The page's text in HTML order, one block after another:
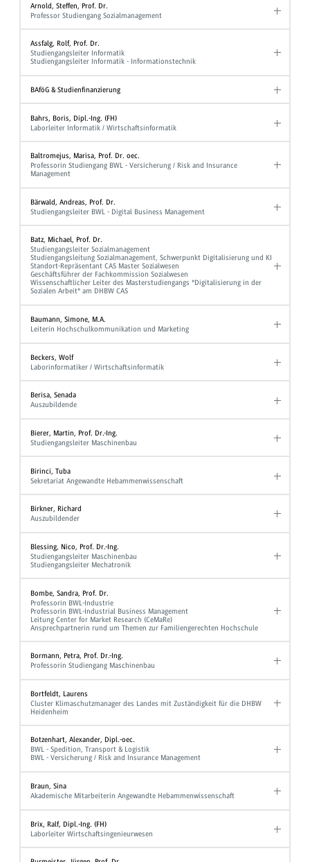
Arnold, Steffen, Prof. Dr.
Professor Studiengang Sozialmanagement
Assfalg, Rolf, Prof. Dr.
Studiengangsleiter Informatik
Studiengangsleiter Informatik - Informationstechnik
BAföG & Studienfinanzierung
Bahrs, Boris, Dipl.-Ing. (FH)
Laborleiter Informatik / Wirtschaftsinformatik
Baltromejus, Marisa, Prof. Dr. oec.
Professorin Studiengang BWL - Versicherung / Risk and Insurance
Management
Bärwald, Andreas, Prof. Dr.
Studiengangsleiter BWL - Digital Business Management
Batz, Michael, Prof. Dr.
Studiengangsleiter Sozialmanagement
Studiengangsleitung Sozialmanagement, Schwerpunkt Digitalisierung und KI
Standort-Repräsentant CAS Master Sozialwesen
Geschäftsführer der Fachkommission Sozialwesen
Wissenschaftlicher Leiter des Masterstudiengangs "Digitalisierung in der
Sozialen Arbeit" am DHBW CAS
Baumann, Simone, M.A.
Leiterin Hochschulkommunikation und Marketing
Beckers, Wolf
Laborinformatiker / Wirtschaftsinformatik
Berisa, Senada
Auszubildende
Bierer, Martin, Prof. Dr.-Ing.
Studiengangsleiter Maschinenbau
Birinci, Tuba
Sekretariat Angewandte Hebammenwissenschaft
Birkner, Richard
Auszubildender
Blessing, Nico, Prof. Dr.-Ing.
Studiengangsleiter Maschinenbau
Studiengangsleiter Mechatronik
Bombe, Sandra, Prof. Dr.
Professorin BWL-Industrie
Professorin BWL-Industrial Business Management
Leitung Center for Market Research (CeMaRe)
Ansprechpartnerin rund um Themen zur Familiengerechten Hochschule
Bormann, Petra, Prof. Dr.-Ing.
Professorin Studiengang Maschinenbau
Bortfeldt, Laurens
Cluster Klimaschutzmanager des Landes mit Zuständigkeit für die DHBW
Heidenheim
Botzenhart, Alexander, Dipl.-oec.
BWL - Spedition, Transport & Logistik
BWL - Versicherung / Risk and Insurance Management
Braun, Sina
Akademische Mitarbeiterin Angewandte Hebammenwissenschaft
Brix, Ralf, Dipl.-Ing. (FH)
Laborleiter Wirtschaftsingenieurwesen